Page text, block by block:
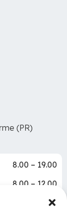
(PR)
8.00 – 19.00
8.00 – 12.00
Chiuso